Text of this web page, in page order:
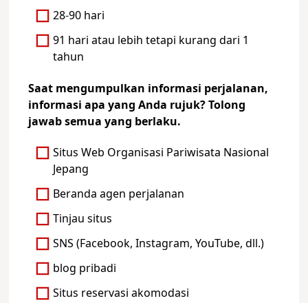
28-90 hari
91 hari atau lebih tetapi kurang dari 1
tahun
Saat mengumpulkan informasi perjalanan,
informasi apa yang Anda rujuk? Tolong
jawab semua yang berlaku.
Situs Web Organisasi Pariwisata Nasional
Jepang
Beranda agen perjalanan
Tinjau situs
SNS (Facebook, Instagram, YouTube, dll.)
blog pribadi
Situs reservasi akomodasi